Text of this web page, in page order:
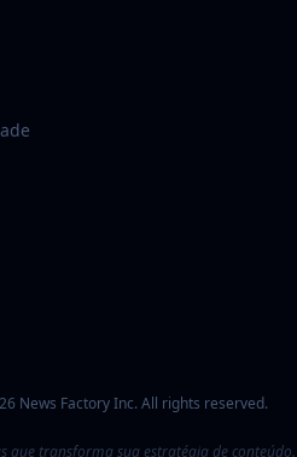
News Factory Inc. All rights reserved.
que transforma sua estratégia de conteúdo.